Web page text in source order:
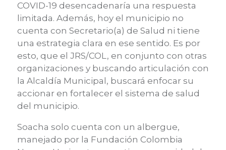
COVID-19 desencadenaría una respuesta
limitada. Además, hoy el municipio no
cuenta con Secretario(a) de Salud ni tiene
una estrategia clara en ese sentido. Es por
esto, que el JRS/COL, en conjunto con otras
organizaciones y buscando articulación con
la Alcaldía Municipal, buscará enfocar su
accionar en fortalecer el sistema de salud
del municipio.
Soacha solo cuenta con un albergue,
manejado por la Fundación Colombia